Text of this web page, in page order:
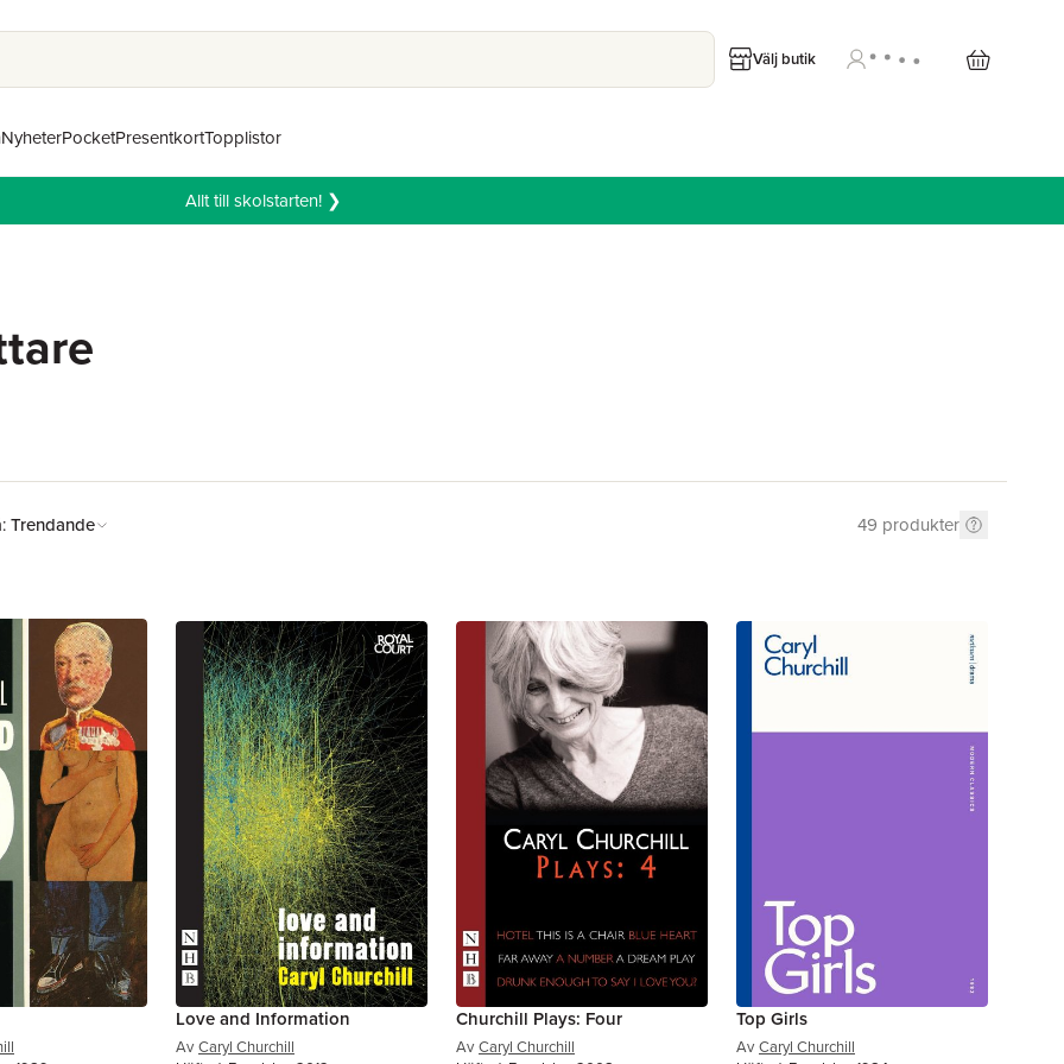
Välj butik
NyheterPocketPresentkortTopplistor
Allt till skolstarten! ❯
Trendande 49 produkter
Love and Information
Av Caryl Churchill
Churchill Plays: Four
Av Caryl Churchill
Top Girls
Av Caryl Churchill